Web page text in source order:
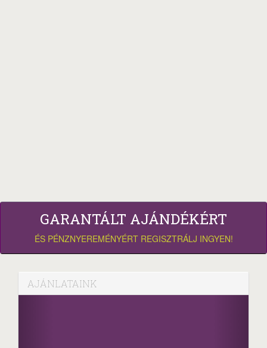
GARANTÁLT AJÁNDÉKÉRT
ÉS PÉNZNYEREMÉNYÉRT REGISZTRÁLJ INGYEN!
AJÁNLATAINK